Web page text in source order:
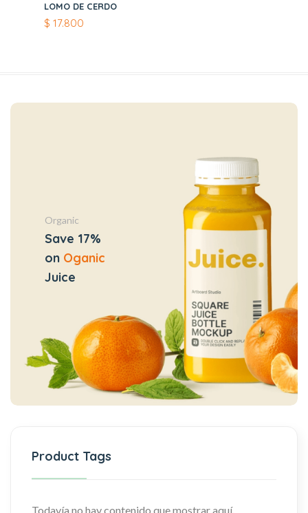
LOMO DE CERDO
$ 17.800
Organic
Save 17%
on Oganic
Juice
Product Tags
Todavía no hay contenido que mostrar aquí.